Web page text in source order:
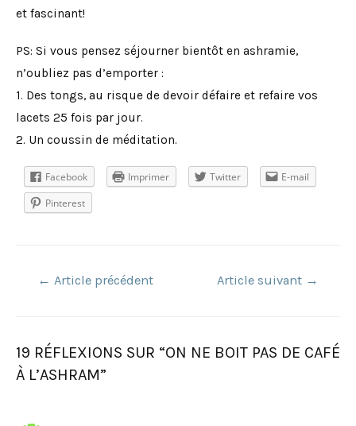
et fascinant!
PS: Si vous pensez séjourner bientôt en ashramie,
n’oubliez pas d’emporter :
1. Des tongs, au risque de devoir défaire et refaire vos
lacets 25 fois par jour.
2. Un coussin de méditation.
Facebook Imprimer Twitter
E-mail
Pinterest
Navigation
l’article
← Article précédent Article suivant →
19 RÉFLEXIONS SUR “ON NE BOIT PAS DE CAFÉ
À L’ASHRAM”